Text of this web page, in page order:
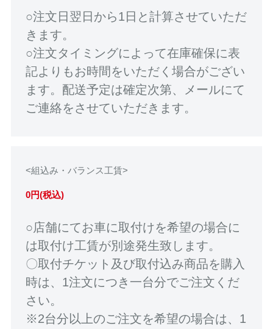
○注文日翌日から1日と計算させていただ
きます。
○注文タイミングによって在庫確保に表
記よりもお時間をいただく場合がござい
ます。配送予定は確定次第、メールにて
ご連絡をさせていただきます。
<組込み・バランス工賃>
0円(税込)
○店舗にてお車に取付けを希望の場合に
は取付け工賃が別途発生致します。
〇取付チケット及び取付込み商品を購入
時は、1注文につき一台分でご注文くだ
さい。
※2台分以上のご注文を希望の場合は、1